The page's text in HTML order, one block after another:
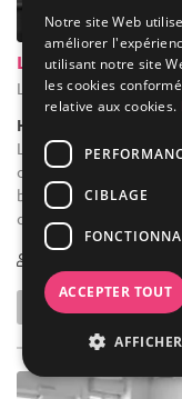
Le Relais Saint
Le Mont-Saint-Michel -
Hôtel / Hôtel 4****
Location de salle de
des 32 chambres et 7
baie du Mont Saint
confort ...
Notre site Web
améliorer
utilisant notre site
les cookies
relative aux cookies.
CIBLAGE
ACCEPTER TOUT